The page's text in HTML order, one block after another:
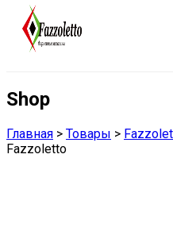
Shop
Главная > Товары >
Fazzoletto